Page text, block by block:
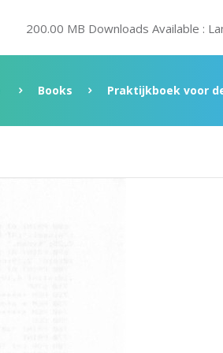
200.00 MB Downloads Available :
Books Praktijkboek voor